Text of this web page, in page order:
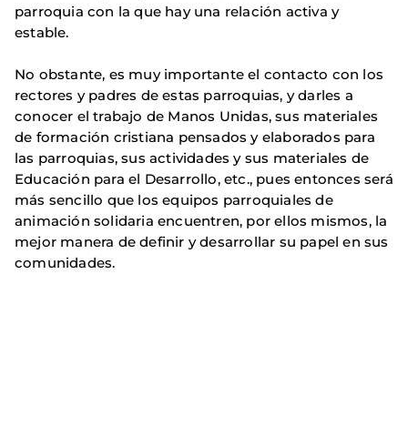
parroquia con la que hay una relación activa y
estable.
No obstante, es muy importante el contacto con los
rectores y padres de estas parroquias, y darles a
conocer el trabajo de Manos Unidas, sus materiales
de formación cristiana pensados y elaborados para
las parroquias, sus actividades y sus materiales de
Educación para el Desarrollo, etc., pues entonces será
más sencillo que los equipos parroquiales de
animación solidaria encuentren, por ellos mismos, la
mejor manera de definir y desarrollar su papel en sus
comunidades.